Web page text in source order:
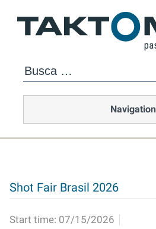
Navigation
Shot Fair Brasil 2026
Start time: 07/15/2026